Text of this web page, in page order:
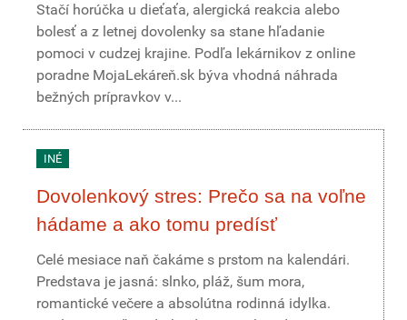
Stačí horúčka u dieťaťa, alergická reakcia alebo
bolesť a z letnej dovolenky sa stane hľadanie
pomoci v cudzej krajine. Podľa lekárnikov z online
poradne MojaLekáreň.sk býva vhodná náhrada
bežných prípravkov v...
INÉ
Dovolenkový stres: Prečo sa na voľne
hádame a ako tomu predísť
Celé mesiace naň čakáme s prstom na kalendári.
Predstava je jasná: slnko, pláž, šum mora,
romantické večere a absolútna rodinná idylka.